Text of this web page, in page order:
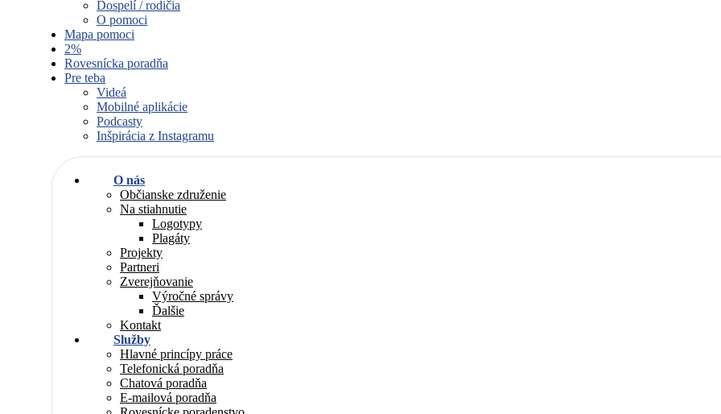
Dospelí / rodičia
O pomoci
Mapa pomoci
2%
Rovesnícka poradňa
Pre teba
Videá
Mobilné aplikácie
Podcasty
Inšpirácia z Instagramu
O nás
Občianske združenie
Na stiahnutie
Logotypy
Plagáty
Projekty
Partneri
Zverejňovanie
Výročné správy
Ďalšie
Kontakt
Služby
Hlavné princípy práce
Telefonická poradňa
Chatová poradňa
E-mailová poradňa